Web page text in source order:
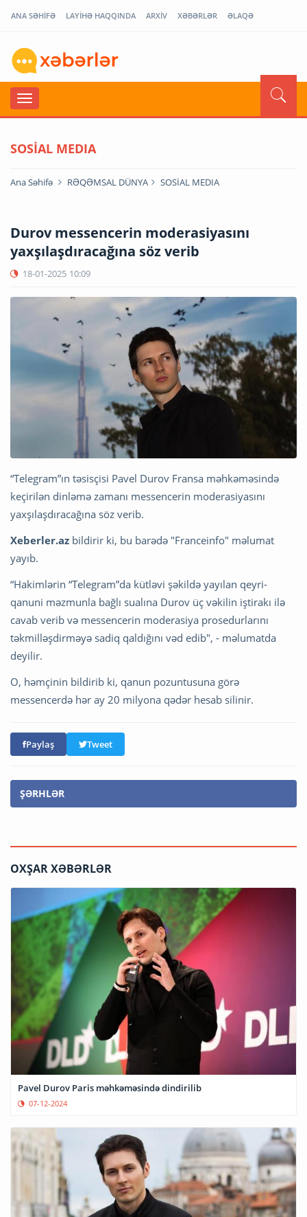
ANA SƏHİFƏ LAYİHƏ HAQQINDA ARXİV XƏBƏRLƏR ƏLAQƏ
SOSİAL MEDIA
Ana Səhifə RƏQƏMSAL DÜNYA SOSİAL MEDIA
Durov messencerin moderasiyasını
yaxşılaşdıracağına söz verib
18-01-2025 10:09
“Telegram”ın təsisçisi Pavel Durov Fransa məhkəməsində
keçirilən dinləmə zamanı messencerin moderasiyasını
yaxşılaşdıracağına söz verib.
Xeberler.az bildirir ki, bu barədə "Franceinfo" məlumat
yayıb.
“Hakimlərin “Telegram”da kütləvi şəkildə yayılan qeyri-
qanuni məzmunla bağlı sualına Durov üç vəkilin iştirakı ilə
cavab verib və messencerin moderasiya prosedurlarını
təkmilləşdirməyə sadiq qaldığını vəd edib", - məlumatda
deyilir.
O, həmçinin bildirib ki, qanun pozuntusuna görə
messencerdə hər ay 20 milyona qədər hesab silinir.
Paylaş Tweet
ŞƏRHLƏR
OXŞAR XƏBƏRLƏR
Pavel Durov Paris məhkəməsində dindirilib
07-12-2024